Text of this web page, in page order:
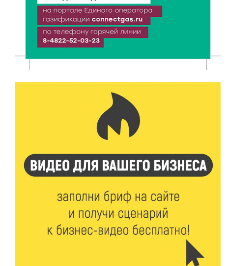
8 Авг 2026 15:37 346
Светофор, ЮИДовцы и ГИБДД: в Ржевском округе
напомнили о важности дорожной дисциплины
Педагог детского сада Святой Анны
Кашинской — лауреат всероссийского конкурса
313
Тверские экологи сняли на видео медвежий обед
8 Авг 2026 14:14 501
Виталий Королев запустил веловолну на Волге в
8 Авг 2026 13:37 819
Чем удивит X Международный фестиваль «Калитка»